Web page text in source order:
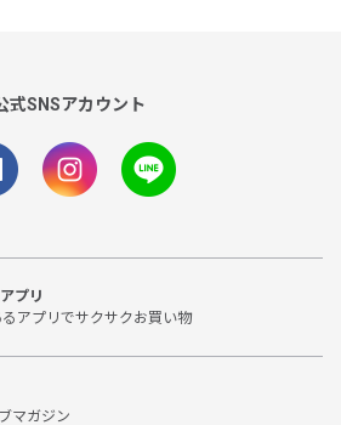
式SNSアカウント
プリ
アプリでサクサクお買い物
マガジン